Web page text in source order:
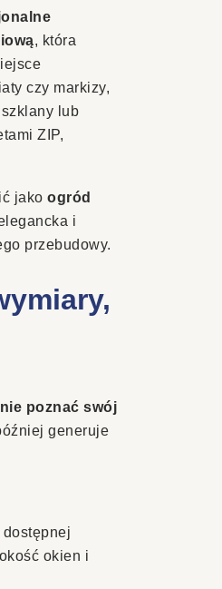
, która
czy markizy,
lub
ZIP,
jako ogród
i
przebudowy.
poznać swój
generuje
dostępnej
okien i